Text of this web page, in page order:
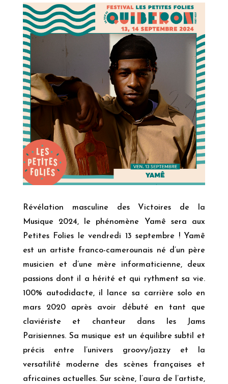
Révélation masculine des Victoires de la
Musique 2024, le phénomène Yamê sera aux
Petites Folies le vendredi 13 septembre ! Yamê
est un artiste franco-camerounais né d’un père
musicien et d’une mère informaticienne, deux
passions dont il a hérité et qui rythment sa vie.
100% autodidacte, il lance sa carrière solo en
mars 2020 après avoir débuté en tant que
claviériste et chanteur dans les Jams
Parisiennes. Sa musique est un équilibre subtil et
précis entre l’univers groovy/jazzy et la
versatilité moderne des scènes françaises et
africaines actuelles. Sur scène, l’aura de l’artiste,